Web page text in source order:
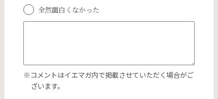
全然面白くなかった
※コメントはイエマガ内で掲載させていただく場合がご
ざいます。